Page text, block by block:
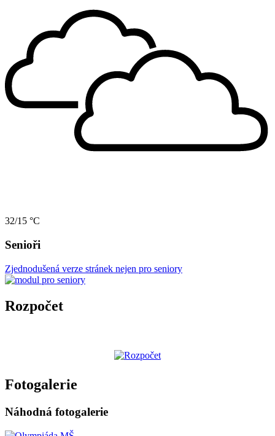
32/15 °C
Senioři
Zjednodušená verze stránek nejen pro seniory
Rozpočet
Fotogalerie
Náhodná fotogalerie